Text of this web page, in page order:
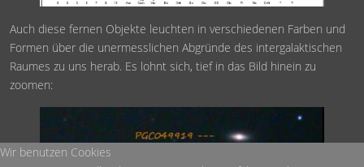
Auch diese fernen Objekte leuchten in verschiedenen Farben und
Formen über die unermesslichen Abgründe des intergalaktischen
Raumes zu uns herab. Es lohnt sich, tief in das Bild hinein zu
zoomen:
Wir benutzen Cookies